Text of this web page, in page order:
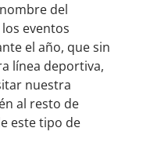
del
eventos
el año, que sin
línea deportiva,
nuestra
al resto de
este tipo de